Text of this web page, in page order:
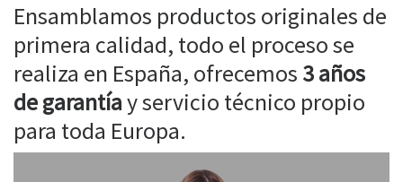
Ensamblamos productos originales de
primera calidad, todo el proceso se
realiza en España, ofrecemos 3 años
de garantíay servicio técnico propio
para toda Europa.